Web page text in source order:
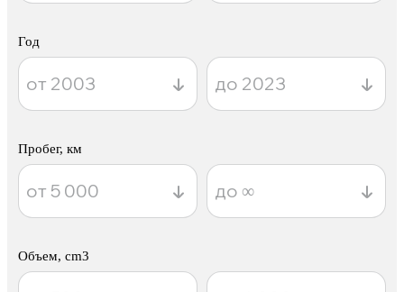
Год
Пробег, км
Объем, cm3